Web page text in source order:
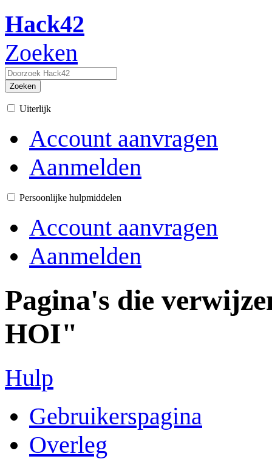
Hack42
Zoeken
Zoeken
Uiterlijk
Account aanvragen
Aanmelden
Persoonlijke hulpmiddelen
Account aanvragen
Aanmelden
Pagina's die
HOI"
Hulp
Gebruikerspagina
Overleg